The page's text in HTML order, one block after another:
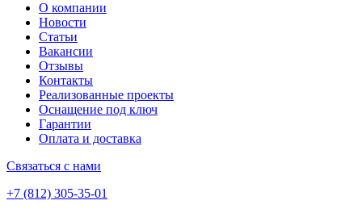
О компании
Новости
Статьи
Вакансии
Отзывы
Контакты
Реализованные проекты
Оснащение под ключ
Гарантии
Оплата и доставка
Связаться с нами
+7 (812) 305-35-01